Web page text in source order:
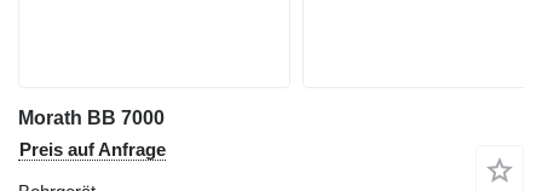
Morath BB 7000
Preis auf Anfrage